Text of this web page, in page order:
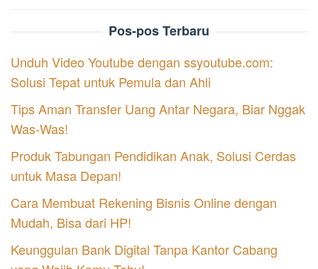
Pos-pos Terbaru
Unduh Video Youtube dengan ssyoutube.com:
Solusi Tepat untuk Pemula dan Ahli
Tips Aman Transfer Uang Antar Negara, Biar Nggak
Was-Was!
Produk Tabungan Pendidikan Anak, Solusi Cerdas
untuk Masa Depan!
Cara Membuat Rekening Bisnis Online dengan
Mudah, Bisa dari HP!
Keunggulan Bank Digital Tanpa Kantor Cabang